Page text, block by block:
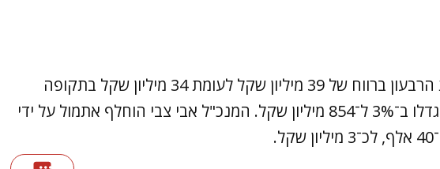
ואילו קבוצת פרטנר סיימה את הרבעון ברווח של 39 מיליון שקל לעומת 34 מיליון שקל בתקופה
המקבילה אשתקד. ההכנסות גדלו ב־3% ל־854 מיליון שקל. המנכ"ל אבי צבי הוחלף אתמול על ידי